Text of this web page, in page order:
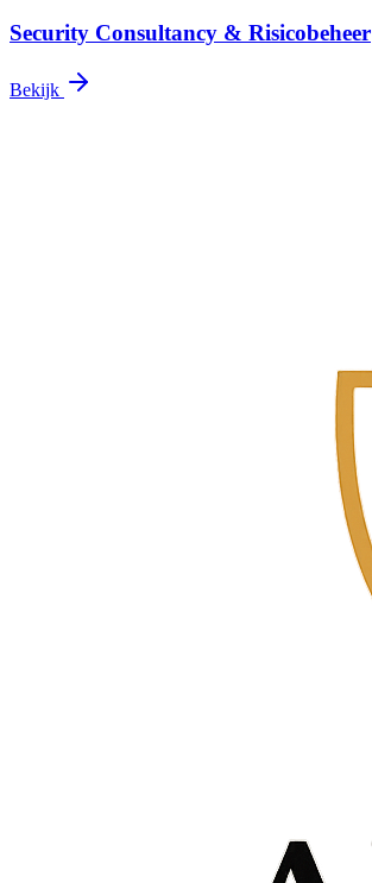
Security Consultancy & Risicobeheer
Bekijk